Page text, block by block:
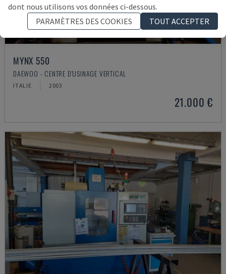
MYNX 550
DAEWOO - CENTRE D'USINAGE VERTICAL
ITALIE 2003
21.000 €
dont nous utilisons vos données ci-dessous.
PARAMÈTRES DES COOKIES
TOUT ACCEPTER